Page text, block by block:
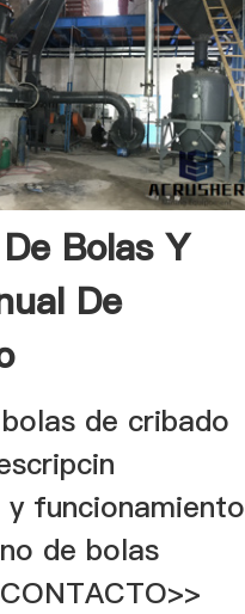
Bolas Y
De
de cribado
funcionamiento
de bolas